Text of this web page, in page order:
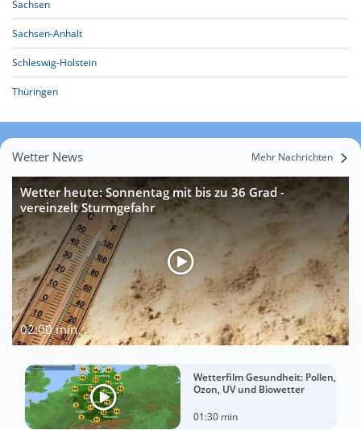
Sachsen
Sachsen-Anhalt
Schleswig-Holstein
Thüringen
Wetter News Mehr Nachrichten
Wetter heute: Sonnentag mit bis zu 36 Grad -
vereinzelt Sturmgefahr
02:00 min
Wetterfilm Gesundheit: Pollen,
Ozon, UV und Biowetter
01:30 min